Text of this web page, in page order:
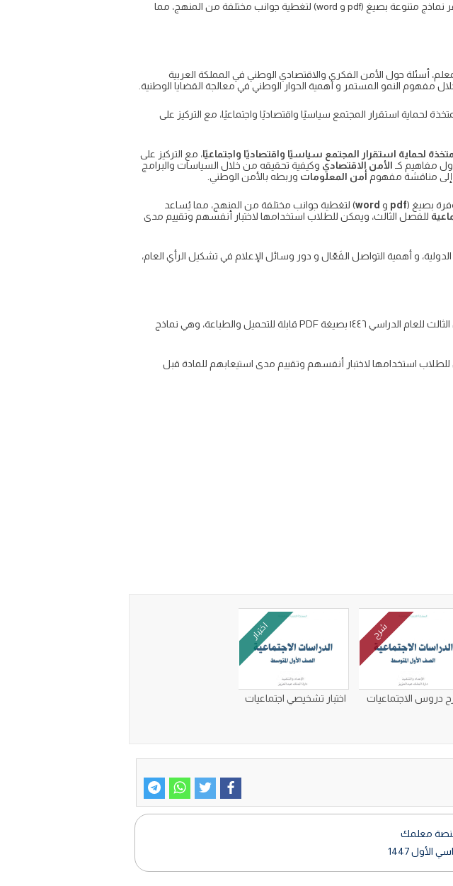
يُشدد النص على أن هذه النماذج مخصصة للمراجعة النهائية وليست الامتحان الرسمي، ويوفر نماذج متنوعة بصيغ (pdf و word) لتغطية جوانب مختلفة من المنهج، مما
الفصل الثالث لعام ١٤٤٦، المتوفر على موقع المعلم، أسئلة حول الأمن الفكري والاقتصادي الوطني في المملكة العربية
مفهوم النمو المستمر و أهمية الحوار الوطني في معالجة القضايا الوطنية.
لحماية استقرار المجتمع سياسيًا واقتصاديًا واجتماعيًا، مع التركيز على
لحماية استقرار المجتمع سياسيًا واقتصاديًا واجتماعيًا، مع التركيز على
مفاهيم كـ الأمن الاقتصادي وكيفية تحقيقه من خلال السياسات والبرامج
إلى مناقشة مفهوم أمن المعلومات وربطه بالأمن الوطني.
بصيغ (pdf و word) لتغطية جوانب مختلفة من المنهج، مما يُساعد
للفصل الثالث، ويمكن للطلاب استخدامها لاختبار أنفسهم وتقييم مدى
و أهمية التواصل الفَعّال و دور وسائل الإعلام في تشكيل الرأي العام،
يوفر موقع المعلم نماذج اختبارات لمادة الدراسات الاجتماعية للصف الأول المتوسط الفصل الثالث للعام الدراسي ١٤٤٦ بصيغة PDF قابلة للتحميل والطباعة، وهي نماذج
استخدامها لاختبار أنفسهم وتقييم مدى استيعابهم للمادة قبل
شرح
دروس الاجتماعيات
اختبار
اختبار تشخيصي اجتماعيات
منصة معلمك
1447